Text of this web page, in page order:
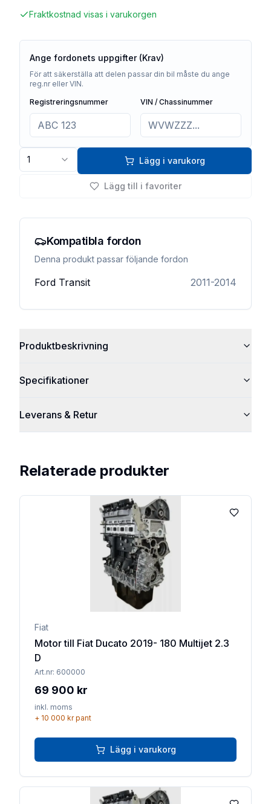
Fraktkostnad visas i varukorgen
Ange fordonets uppgifter (Krav)
För att säkerställa att delen passar din bil måste du ange
reg.nr eller VIN.
Registreringsnummer
VIN / Chassinummer
1 Lägg i varukorg
Lägg till i favoriter
Kompatibla fordon
Denna produkt passar följande fordon
Ford Transit 2011-2014
Produktbeskrivning
Specifikationer
Leverans & Retur
Relaterade produkter
Lägg till
Fiat
Motor till Fiat Ducato 2019- 180 Multijet 2.3
D
Art.nr: 600000
69 900 kr
inkl. moms
+ 10 000 krpant
Lägg i varukorg